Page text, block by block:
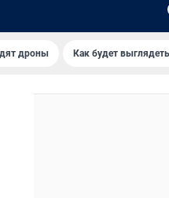
дроны Как будет